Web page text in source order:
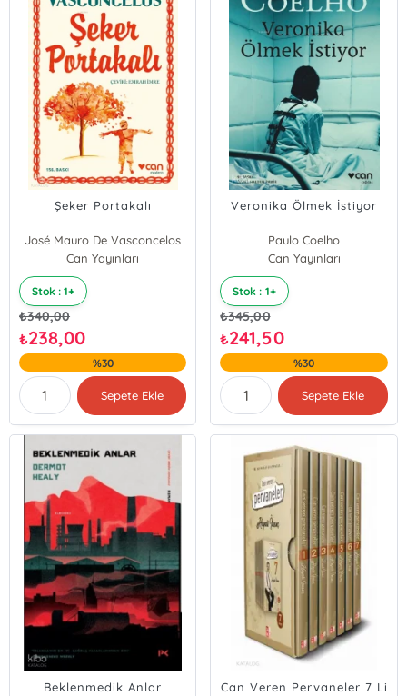
Şeker Portakalı
José Mauro De Vasconcelos
Can Yayınları
Stok : 1+
₺340,00
₺238,00
%30
Sepete Ekle
Veronika Ölmek İstiyor
Paulo Coelho
Can Yayınları
Stok : 1+
₺345,00
₺241,50
%30
Sepete Ekle
Beklenmedik Anlar
Can Veren Pervaneler 7 Li